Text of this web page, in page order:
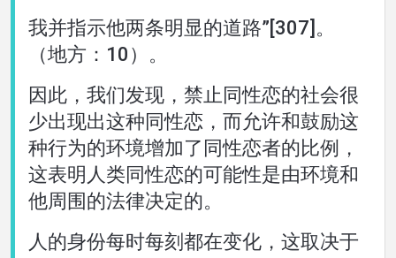
我并指示他两条明显的道路”[307]。
（地方：10）。
因此，我们发现，禁止同性恋的社会很
少出现出这种同性恋，而允许和鼓励这
种行为的环境增加了同性恋者的比例，
这表明人类同性恋的可能性是由环境和
他周围的法律决定的。
人的身份每时每刻都在变化，这取决于